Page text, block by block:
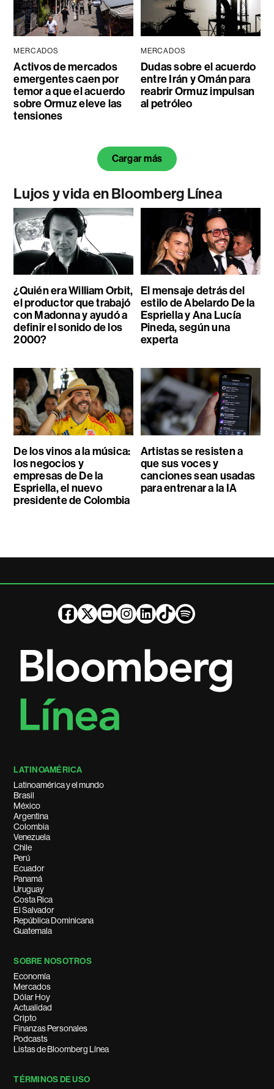
MERCADOS
Activos de mercados
emergentes caen por
temor a que el acuerdo
sobre Ormuz eleve las
tensiones
MERCADOS
Dudas sobre el acuerdo
entre Irán y Omán para
reabrir Ormuz impulsan
al petróleo
Cargar más
Lujos y vida en Bloomberg Línea
¿Quién era William Orbit,
el productor que trabajó
con Madonna y ayudó a
definir el sonido de los
2000?
El mensaje detrás del
estilo de Abelardo De la
Espriella y Ana Lucía
Pineda, según una
experta
De los vinos a la música:
los negocios y
empresas de De la
Espriella, el nuevo
presidente de Colombia
Artistas se resisten a
que sus voces y
canciones sean usadas
para entrenar a la IA
LATINOAMÉRICA
Latinoamérica y el mundo
Brasil
México
Argentina
Colombia
Venezuela
Chile
Perú
Ecuador
Panamá
Uruguay
Costa Rica
El Salvador
República Dominicana
Guatemala
SOBRE NOSOTROS
Economía
Mercados
Dólar Hoy
Actualidad
Cripto
Finanzas Personales
Podcasts
Listas de Bloomberg Línea
TÉRMINOS DE USO